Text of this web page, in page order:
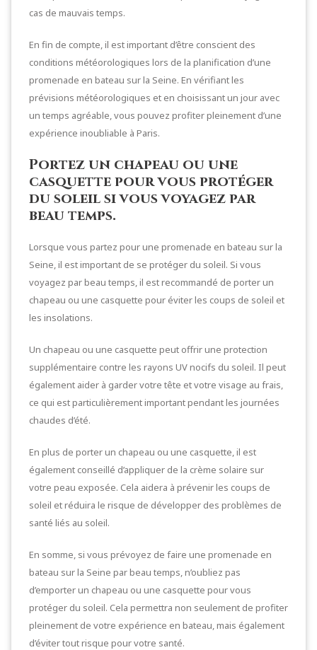
cas de mauvais temps.
En fin de compte, il est important d’être conscient des
conditions météorologiques lors de la planification d’une
promenade en bateau sur la Seine. En vérifiant les
prévisions météorologiques et en choisissant un jour avec
un temps agréable, vous pouvez profiter pleinement d’une
expérience inoubliable à Paris.
Portez un chapeau ou une
casquette pour vous protéger
du soleil si vous voyagez par
beau temps.
Lorsque vous partez pour une promenade en bateau sur la
Seine, il est important de se protéger du soleil. Si vous
voyagez par beau temps, il est recommandé de porter un
chapeau ou une casquette pour éviter les coups de soleil et
les insolations.
Un chapeau ou une casquette peut offrir une protection
supplémentaire contre les rayons UV nocifs du soleil. Il peut
également aider à garder votre tête et votre visage au frais,
ce qui est particulièrement important pendant les journées
chaudes d’été.
En plus de porter un chapeau ou une casquette, il est
également conseillé d’appliquer de la crème solaire sur
votre peau exposée. Cela aidera à prévenir les coups de
soleil et réduira le risque de développer des problèmes de
santé liés au soleil.
En somme, si vous prévoyez de faire une promenade en
bateau sur la Seine par beau temps, n’oubliez pas
d’emporter un chapeau ou une casquette pour vous
protéger du soleil. Cela permettra non seulement de profiter
pleinement de votre expérience en bateau, mais également
d’éviter tout risque pour votre santé.